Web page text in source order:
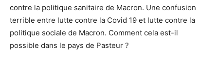
contre la politique sanitaire de Macron. Une confusion
terrible entre lutte contre la Covid 19 et lutte contre la
politique sociale de Macron. Comment cela est-il
possible dans le pays de Pasteur ?